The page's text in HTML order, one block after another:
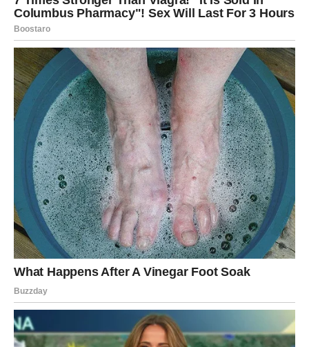
budućnost.
Kada je novac u pitanju, pred vama je stabilniji period.
Ono što će vas posebno iznenaditi jeste činjenica da će
se problemi koji vas dugo opterećuju početi rješavati
mnogo brže nego što trenutno očekujete.
JEDNA OSOBA IMA VAŽNU
ULOGU U VAŠOJ SREĆI
Zvijezde pokazuju da u vašem životu postoji osoba koja
vam želi mnogo više dobra nego što trenutno mislite.
Ta osoba mogla bi vam pomoći da donesete veoma važnu
odluku ili da konačno krenete putem koji će vam donijeti
sreću i mir.